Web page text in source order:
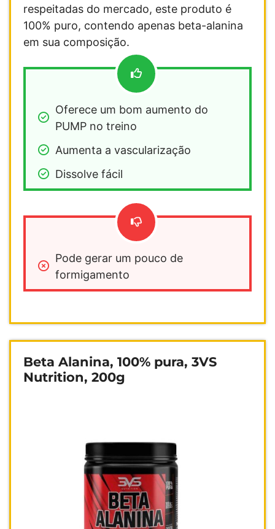
respeitadas do mercado, este produto é
100% puro, contendo apenas beta-alanina
em sua composição.
Oferece um bom aumento do
PUMP no treino
Aumenta a vascularização
Dissolve fácil
Pode gerar um pouco de
formigamento
Beta Alanina, 100% pura, 3VS
Nutrition, 200g